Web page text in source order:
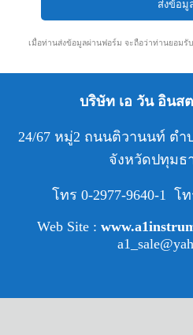
เมื่อท่านส่งข้อมูลผ่านฟอร์ม จะถือว่าท่านยอมรั
บริษัท เอ วัน อินส
24/67 หมู่2 ถนนติวานนท์ ตำ
จังหวัดปทุมธ
โทร 0-2977-9640-1 โ
Web Site :